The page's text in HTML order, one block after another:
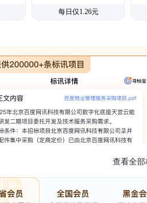
每日仅1.26元
查看全